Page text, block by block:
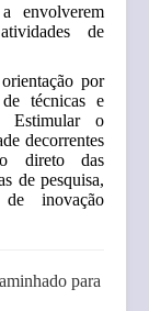
envolverem
de
por
técnicas e
o
decorrentes
direto das
depesquisa,
inovação
para